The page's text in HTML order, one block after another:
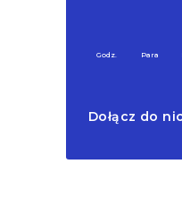
Godz. Para
Dołącz do